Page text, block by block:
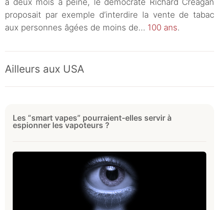
a deux mois à peine, le démocrate Richard Creagan
proposait par exemple d’interdire la vente de tabac
aux personnes âgées de moins de… 100 ans.
Ailleurs aux USA
Les “smart vapes” pourraient-elles servir à
espionner les vapoteurs ?